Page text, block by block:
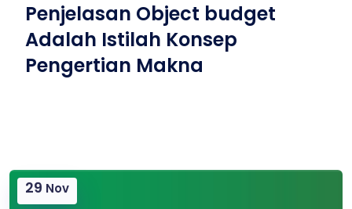
Penjelasan Object budget
Adalah Istilah Konsep
Pengertian Makna
29 Nov